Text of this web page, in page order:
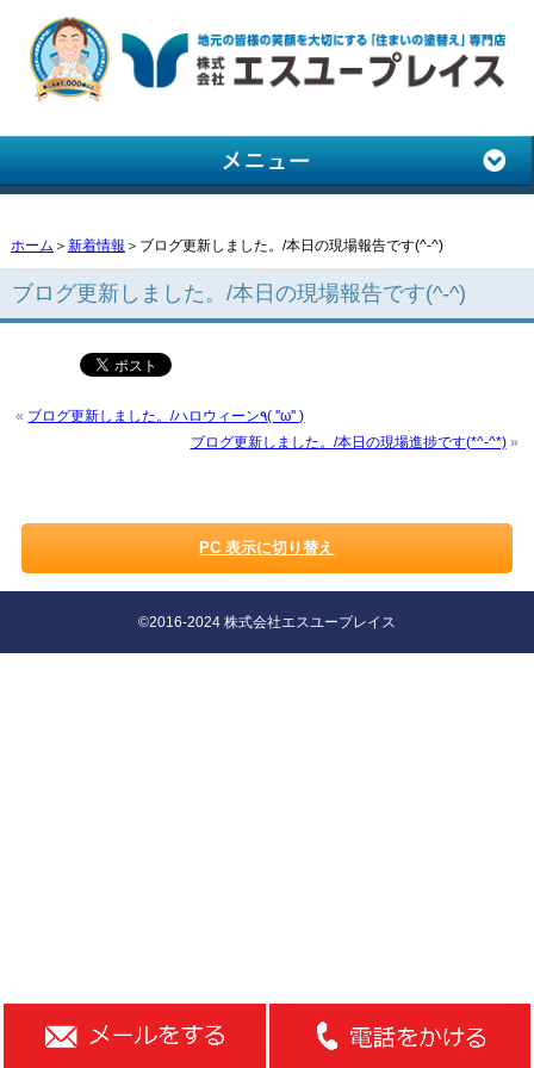
ホーム ＞ 新着情報 ＞ブログ更新しました。/本日の現場報告です(^-^)
ブログ更新しました。/本日の現場報告です(^-^)
«
ブログ更新しました。/ハロウィーン٩( ''ω'' )
ブログ更新しました。/本日の現場進捗です(*^-^*)»
PC 表示に切り替え
©2016-2024 株式会社エスユープレイス